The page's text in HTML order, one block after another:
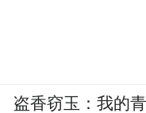
盗香窃玉：我的